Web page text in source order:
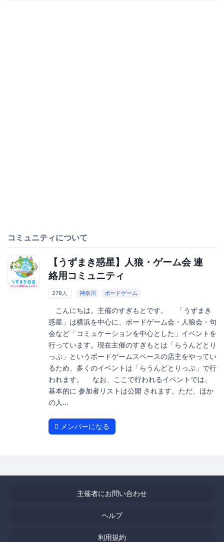
コミュニティについて
【うずまき惑星】人狼・ゲーム会 連
絡用コミュニティ
278人 神奈川 ボードゲーム
こんにちは。主催のすぎもとです。 「うずまき
惑星」は横浜を中心に、ボードゲーム会・人狼会・句
会など「コミュケーションを中心とした」イベントを
行っています。現在主催のすぎもとは「らうんどとり
っぷ」というボードゲームスペースの店主をやってい
るため、多くのイベントは「らうんどとりっぷ」で行
われます。 なお、ここで行われるイベントでは、
基本的に 参加者リストは公開 されます。ただ、ほか
の人...
メンバーになる
主催者にお問い合わせ
ヘルプ
利用規約